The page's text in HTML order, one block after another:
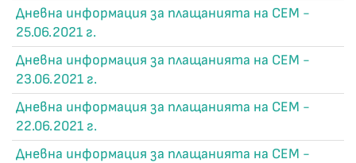
Дневна информация за плащанията на СЕМ -
25.06.2021 г.
Дневна информация за плащанията на СЕМ -
23.06.2021 г.
Дневна информация за плащанията на СЕМ -
22.06.2021 г.
Дневна информация за плащанията на СЕМ -